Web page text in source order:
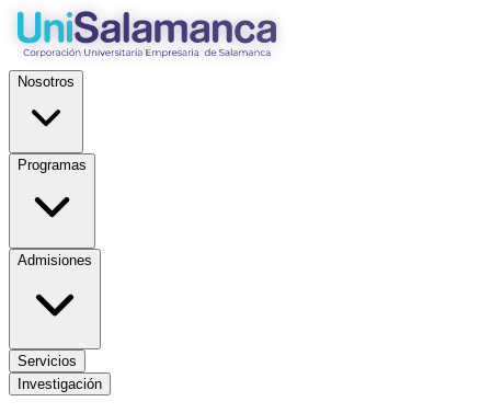
Nosotros
Programas
Admisiones
Servicios
Investigación